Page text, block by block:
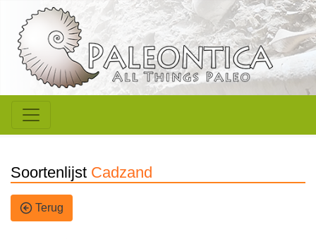
Soortenlijst Cadzand
Terug